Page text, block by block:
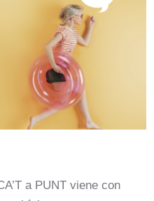
a PUNT viene con